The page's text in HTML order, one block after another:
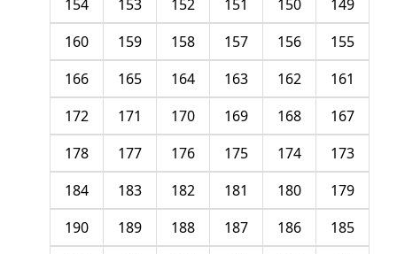
149
150
151
152
153
154
155
156
157
158
159
160
161
162
163
164
165
166
167
168
169
170
171
172
173
174
175
176
177
178
179
180
181
182
183
184
185
186
187
188
189
190